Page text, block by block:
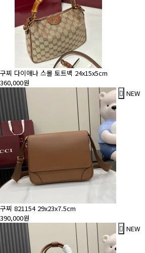
구찌 다이애나 스몰 토트백 24x15x5cm
360,000원
NEW
구찌 821154 29x23x7.5cm
390,000원
NEW